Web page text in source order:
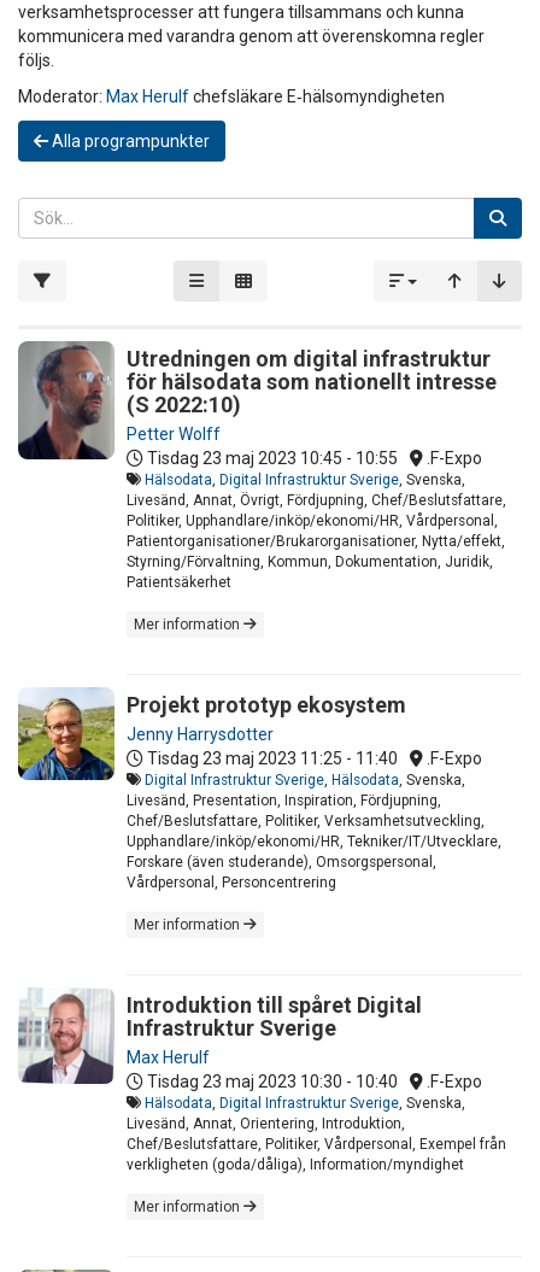
verksamhetsprocesser att fungera tillsammans och kunna
kommunicera med varandra genom att överenskomna regler
följs.
Moderator: Max Herulfchefsläkare E‑hälsomyndigheten
Alla programpunkter
Utredningen om digital infrastruktur
för hälsodata som nationellt intresse
(S 2022:10)
Petter Wolff
Tisdag 23 maj 2023 10:45 - 10:55 .F-Expo
Hälsodata Digital Infrastruktur Sverige , Svenska,
Livesänd, Annat, Övrigt, Fördjupning, Chef/Beslutsfattare,
Politiker, Upphandlare/inköp/ekonomi/HR, Vårdpersonal,
Patientorganisationer/Brukarorganisationer, Nytta/effekt,
Styrning/Förvaltning, Kommun, Dokumentation, Juridik,
Patientsäkerhet
Mer information
Projekt prototyp ekosystem
Jenny Harrysdotter
Tisdag 23 maj 2023 11:25 - 11:40 .F-Expo
Digital Infrastruktur Sverige Hälsodata , Svenska,
Livesänd, Presentation, Inspiration, Fördjupning,
Chef/Beslutsfattare, Politiker, Verksamhetsutveckling,
Upphandlare/inköp/ekonomi/HR, Tekniker/IT/Utvecklare,
Forskare (även studerande), Omsorgspersonal,
Vårdpersonal, Personcentrering
Mer information
Introduktion till spåret Digital
Infrastruktur Sverige
Max Herulf
Tisdag 23 maj 2023 10:30 - 10:40 .F-Expo
Hälsodata Digital Infrastruktur Sverige , Svenska,
Livesänd, Annat, Orientering, Introduktion,
Chef/Beslutsfattare, Politiker, Vårdpersonal, Exempel från
verkligheten (goda/dåliga), Information/myndighet
Mer information